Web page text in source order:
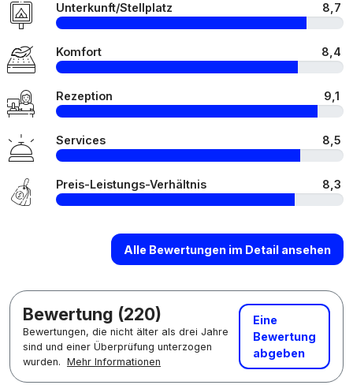
Unterkunft/Stellplatz 8,7
Komfort 8,4
Rezeption 9,1
Services 8,5
Preis-Leistungs-Verhältnis 8,3
Alle Bewertungen im Detail ansehen
Bewertung (220)
Bewertungen, die nicht älter als drei Jahre
sind und einer Überprüfung unterzogen
wurden. Mehr Informationen
Eine
Bewertung
abgeben